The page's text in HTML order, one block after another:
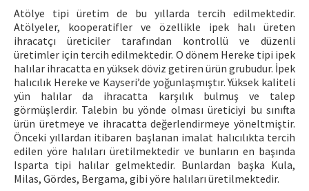
Atölye tipi üretim de bu yıllarda tercih edilmektedir.
Atölyeler, kooperatifler ve özellikle ipek halı üreten
ihracatçı üreticiler tarafından kontrollü ve düzenli
üretimler için tercih edilmektedir. O dönem Hereke tipi ipek
halılar ihracatta en yüksek döviz getiren ürün grubudur. İpek
halıcılık Hereke ve Kayseri’de yoğunlaşmıştır. Yüksek kaliteli
yün halılar da ihracatta karşılık bulmuş ve talep
görmüşlerdir. Talebin bu yönde olması üreticiyi bu sınıfta
ürün üretmeye ve ihracatta değerlendirmeye yöneltmiştir.
Önceki yıllardan itibaren başlanan imalat halıcılıkta tercih
edilen yöre halıları üretilmektedir ve bunların en başında
Isparta tipi halılar gelmektedir. Bunlardan başka Kula,
Milas, Gördes, Bergama, gibi yöre halıları üretilmektedir.